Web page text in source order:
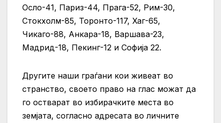
Осло-41, Париз-44, Прага-52, Рим-30,
Стокхолм-85, Торонто-117, Хаг-65,
Чикаго-88, Анкара-18, Варшава-23,
Мадрид-18, Пекинг-12 и Софија 22.
Другите наши граѓани кои живеат во
странство, своето право на глас можат да
го остварат во избирачките места во
земјата, согласно адресата во личните